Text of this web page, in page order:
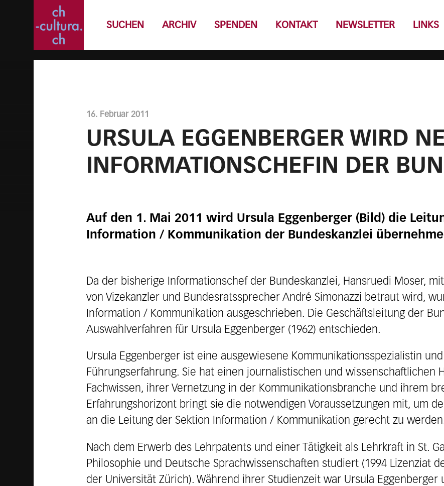
SUCHEN ARCHIV SPENDEN KONTAKT NEWSLETTER LINKS
16. Februar 2011
URSULA EGGENBERGER WIRD
INFORMATIONSCHEFIN DER
Auf den 1. Mai 2011 wird Ursula Eggenberger (Bild) die
Information / Kommunikation der Bundeskanzlei
Da der bisherige Informationschef der Bundeskanzlei, Hansruedi Moser,
von Vizekanzler und Bundesratssprecher André Simonazzi betraut wird,
Information / Kommunikation ausgeschrieben. Die Geschäftsleitung der
Auswahlverfahren für Ursula Eggenberger (1962) entschieden.
Ursula Eggenberger ist eine ausgewiesene Kommunikationsspezialistin
Führungserfahrung. Sie hat einen journalistischen und wissenschaftlichen
Fachwissen, ihrer Vernetzung in der Kommunikationsbranche und ihrem
Erfahrungshorizont bringt sie die notwendigen Voraussetzungen mit, um
an die Leitung der Sektion Information / Kommunikation gerecht zu
Nach dem Erwerb des Lehrpatents und einer Tätigkeit als Lehrkraft in St.
Philosophie und Deutsche Sprachwissenschaften studiert (1994 Lizenziat
der Universität Zürich). Während ihrer Studienzeit war Ursula